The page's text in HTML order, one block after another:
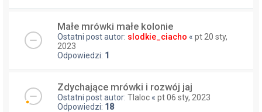
Małe mrówki małe kolonie
Ostatni post autor: slodkie_ciacho « pt 20 sty,
2023
Odpowiedzi: 1
Zdychające mrówki i rozwój jaj
Ostatni post autor: Tlaloc « pt 06 sty, 2023
Odpowiedzi: 18